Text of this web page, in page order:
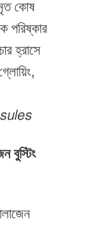
কোষ
পরিষ্কার
হ্রাসে
বুস্টিং